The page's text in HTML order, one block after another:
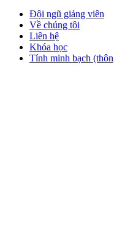
Đội ngũ giảng viên
Về chúng tôi
Liên hệ
Khóa học
Tính minh bạch